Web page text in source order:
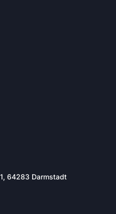
64283 Darmstadt